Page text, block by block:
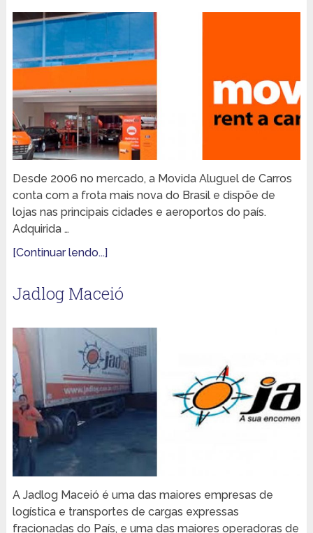
Desde 2006 no mercado, a Movida Aluguel de Carros
conta com a frota mais nova do Brasil e dispõe de
lojas nas principais cidades e aeroportos do país.
Adquirida …
[Continuar lendo...]
Jadlog Maceió
A Jadlog Maceió é uma das maiores empresas de
logística e transportes de cargas expressas
fracionadas do País, e uma das maiores operadoras de